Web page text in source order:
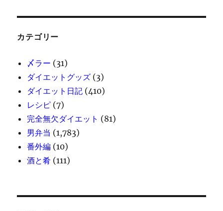
カテゴリー
〆ラー (31)
ダイエットグッズ (3)
ダイエット日記 (410)
レシピ (7)
完全無欠ダイエット (81)
男弁当 (1,783)
番外編 (10)
酒と肴 (111)